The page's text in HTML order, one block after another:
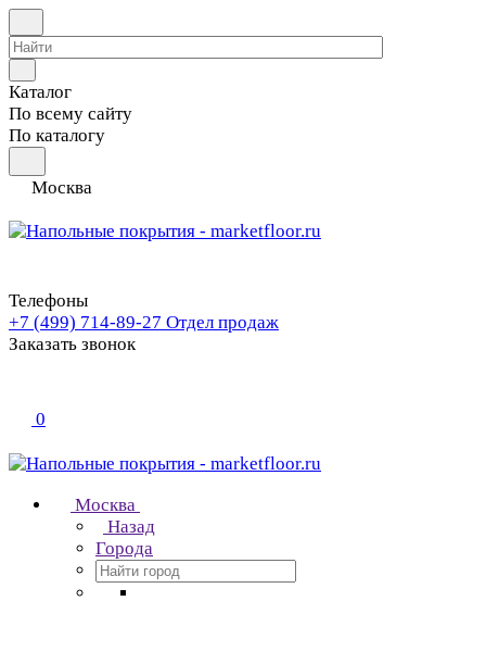
Каталог
По всему сайту
По каталогу
Москва
Телефоны
+7 (499) 714-89-27 Отдел продаж
Заказать звонок
0
Москва
Назад
Города